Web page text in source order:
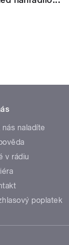
nás naladíte
v rádiu
poplatek